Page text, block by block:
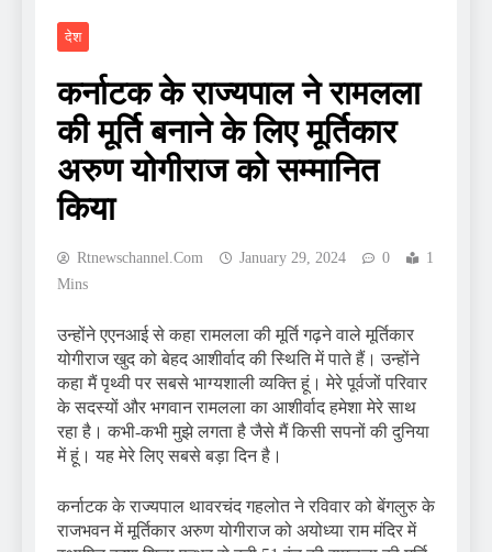
देश
कर्नाटक के राज्यपाल ने रामलला
की मूर्ति बनाने के लिए मूर्तिकार
अरुण योगीराज को सम्मानित
किया
Rtnewschannel.com January 29, 2024 0
1
Mins
उन्होंने एएनआई से कहा रामलला की मूर्ति गढ़ने वाले मूर्तिकार
योगीराज खुद को बेहद आशीर्वाद की स्थिति में पाते हैं। उन्होंने
कहा मैं पृथ्वी पर सबसे भाग्यशाली व्यक्ति हूं। मेरे पूर्वजों परिवार
के सदस्यों और भगवान रामलला का आशीर्वाद हमेशा मेरे साथ
रहा है। कभी-कभी मुझे लगता है जैसे मैं किसी सपनों की दुनिया
में हूं। यह मेरे लिए सबसे बड़ा दिन है।
कर्नाटक के राज्यपाल थावरचंद गहलोत ने रविवार को बेंगलुरु के
राजभवन में मूर्तिकार अरुण योगीराज को अयोध्या राम मंदिर में